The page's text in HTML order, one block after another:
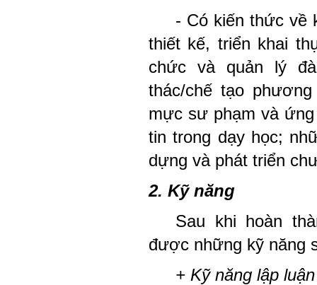
- Có kiến thức về
thiết kế, triển khai
chức và quản lý
thác/chế tạo
mực sư phạm và
tin trong dạy học;
dựng và phát triển
2. Kỹ năng
Sau khi hoàn
được những kỹ năng
+ Kỹ năng lập